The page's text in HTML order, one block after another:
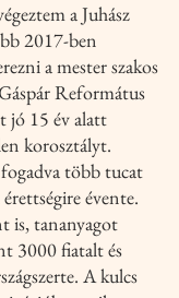
a Juhász
2017-ben
a mester szakos
Református
jó 15 év alatt
korosztályt.
több tucat
évente.
is, tananyagot
3000 fiatalt és
A kulcs